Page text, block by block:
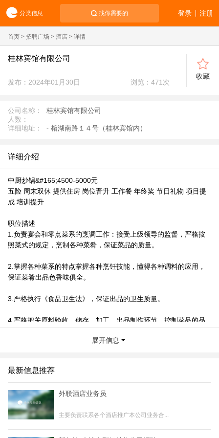
分类信息 找你需要的 注册
登录
首页 > 招聘广场 > 酒店 > 详情
桂林宾馆有限公司
发布：2024年01月30日 浏览： 471 次
收藏
公司名称：
桂林宾馆有限公司
人数：
详细地址：
- 榕湖南路１４号（桂林宾馆内）
详细介绍
中厨炒锅&#165;4500-5000元
五险 周末双休 提供住房 岗位晋升 工作餐 年终奖 节日礼物 项目提
成 培训提升
职位描述
1.负责宴会和零点菜系的烹调工作：接受上级领导的监督，严格按
照菜式的规定，烹制各种菜肴，保证菜品的质量。
2.掌握各种菜系的特点掌握各种烹饪技能，懂得各种调料的应用，
保证菜肴出品色香味俱全。
3.严格执行《食品卫生法》，保证出品的卫生质量。
4.严格把关原料验收、储存、加工、出品制作环节，控制菜品的品
6.收集客户对食品质量的意见，不断研制、创制新菜式，推出时令
菜式；
7.合理使用材料、能源，控制成本，杜绝浪费；
展开信息
最新信息推荐
外联酒店业务员
主要负责联系各个酒店推广本公司业务合...